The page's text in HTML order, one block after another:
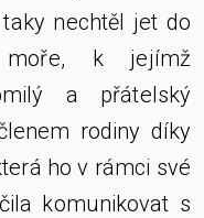
nechtěl jet do
moře, k jejímž
a přátelský
rodiny díky
ho v rámci své
komunikovat s